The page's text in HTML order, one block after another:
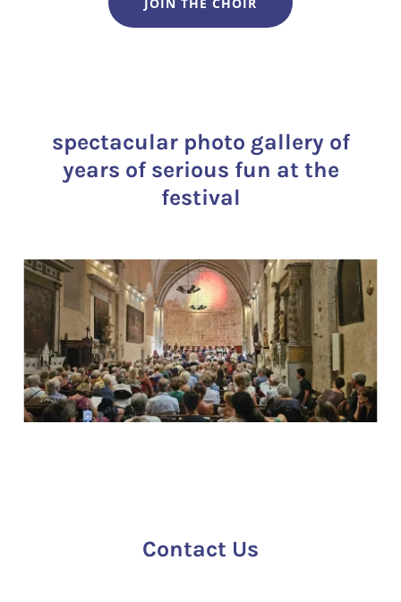
spectacular photo gallery of
years of serious fun at the
festival
Contact Us